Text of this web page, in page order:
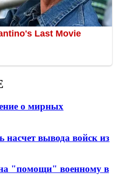
о мирных
вывода войск из
"помощи" военному в